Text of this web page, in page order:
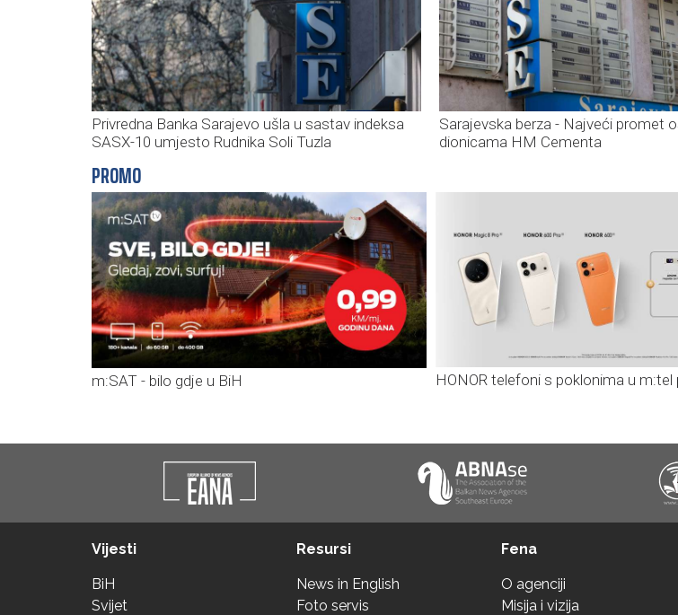
Privredna Banka Sarajevo ušla u sastav indeksa
SASX-10 umjesto Rudnika Soli Tuzla
Sarajevska berza - Najveći promet
dionicama HM Cementa
PROMO
m:SAT - bilo gdje u BiH HONOR telefoni s poklonima u m:tel
Vijesti
BiH
Svijet
Resursi
News in English
Foto servis
Fena
O agenciji
Misija i vizija